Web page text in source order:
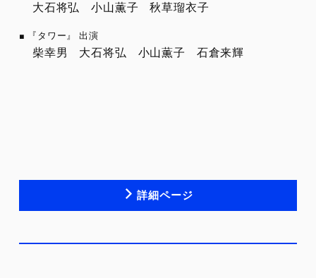
大石将弘 小山薫子 秋草瑠衣子
『タワー』 出演
柴幸男 大石将弘 小山薫子 石倉来輝
詳細ページ